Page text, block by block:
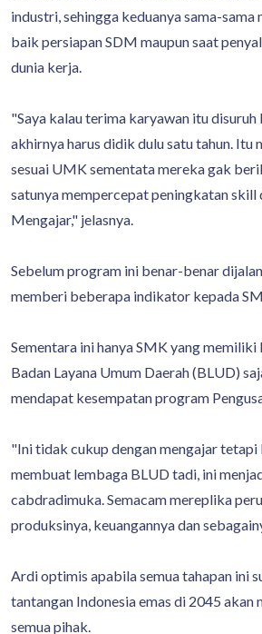
industri, sehingga keduanya sama-sama
baik persiapan SDM maupun saat
dunia kerja.
"Saya kalau terima karyawan itu disuruh
akhirnya harus didik dulu satu tahun. Itu
sesuai UMK sementata mereka gak
satunya mempercepat peningkatan skill
Mengajar," jelasnya.
Sebelum program ini benar-benar
memberi beberapa indikator kepada
Sementara ini hanya SMK yang
Badan Layana Umum Daerah (BLUD)
mendapat kesempatan program
"Ini tidak cukup dengan mengajar tetapi
membuat lembaga BLUD tadi, ini
cabdradimuka. Semacam mereplika
produksinya, keuangannya dan
Ardi optimis apabila semua tahapan ini
tantangan Indonesia emas di 2045 akan
semua pihak.